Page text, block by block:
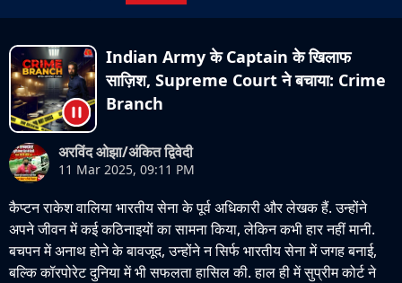
Indian Army के Captain के खिलाफ
साज़िश, Supreme Court ने बचाया: Crime
Branch
अरविंद ओझा/अंकित द्विवेदी
11 Mar 2025, 09:11 PM
कैप्टन राकेश वालिया भारतीय सेना के पूर्व अधिकारी और लेखक हैं. उन्होंने
अपने जीवन में कई कठिनाइयों का सामना किया, लेकिन कभी हार नहीं मानी.
बचपन में अनाथ होने के बावजूद, उन्होंने न सिर्फ भारतीय सेना में जगह बनाई,
बल्कि कॉरपोरेट दुनिया में भी सफलता हासिल की. हाल ही में सुप्रीम कोर्ट ने